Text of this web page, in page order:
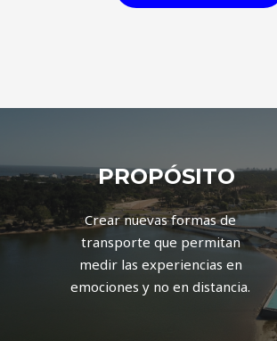
PROPÓSITO
Crear nuevas formas de
transporte que permitan
medir las experiencias en
emociones y no en distancia.